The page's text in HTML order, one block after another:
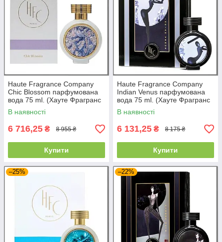
Haute Fragrance Company
Chic Blossom парфумована
вода 75 ml. (Хауте Фрагранс
Компані Чік Блоссум)
В наявності
6 716,25 ₴ 8 955 ₴
Купити
Haute Fragrance Company
Indian Venus парфумована
вода 75 ml. (Хауте Фрагранс
Компані Індійська Венера)
В наявності
6 131,25 ₴ 8 175 ₴
Купити
–25% –22%